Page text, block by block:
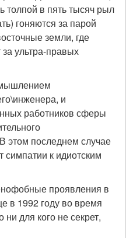
толпой в пять тысяч рыл
гоняются за парой
земли, где
за ультра-правых
и
работников сферы
этом последнем случае
к идиотским
проявления в
в 1992 году во время
для кого не секрет,